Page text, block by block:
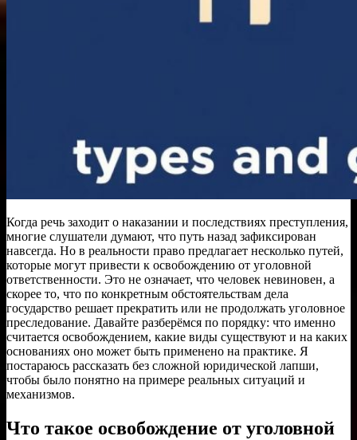
Когда речь заходит о наказании и последствиях преступления,
многие слушатели думают, что путь назад зафиксирован
навсегда. Но в реальности право предлагает несколько путей,
которые могут привести к освобождению от уголовной
ответственности. Это не означает, что человек невиновен, а
скорее то, что по конкретным обстоятельствам дела
государство решает прекратить или не продолжать уголовное
преследование. Давайте разберёмся по порядку: что именно
считается освобождением, какие виды существуют и на каких
основаниях оно может быть применено на практике. Я
постараюсь рассказать без сложной юридической лапши,
чтобы было понятно на примере реальных ситуаций и
механизмов.
Что такое освобождение от уголовной